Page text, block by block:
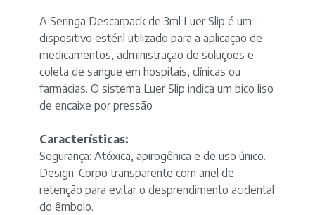
10
unidades
marca
Descarpack
quantidade
A Seringa Descarpack de 3ml Luer Slip é um
dispositivo estéril utilizado para a aplicação de
medicamentos, administração de soluções e
coleta de sangue em hospitais, clínicas ou
farmácias. O sistema Luer Slip indica um bico liso
de encaixe por pressão
Características:
Segurança: Atóxica, apirogênica e de uso único.
Design: Corpo transparente com anel de
retenção para evitar o desprendimento acidental
do êmbolo.